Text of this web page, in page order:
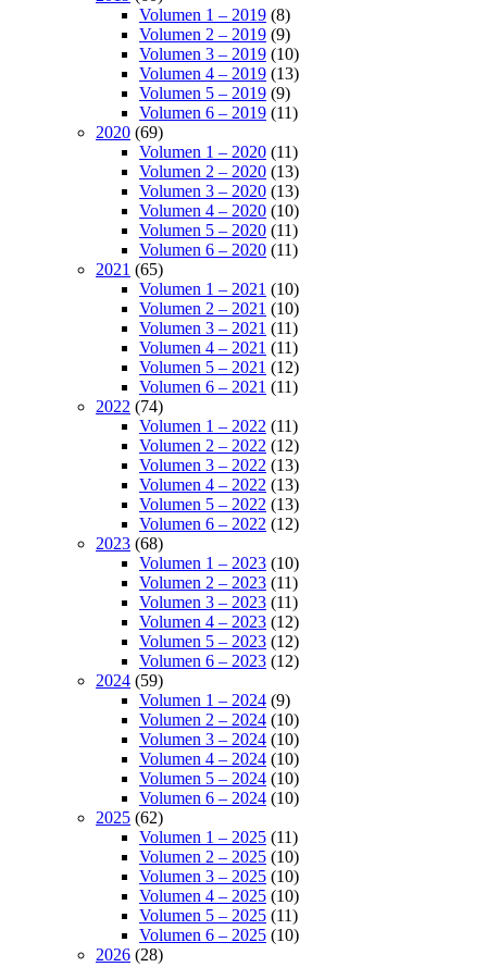
Volumen 1 – 2019 (8)
Volumen 2 – 2019 (9)
Volumen 3 – 2019 (10)
Volumen 4 – 2019 (13)
Volumen 5 – 2019 (9)
Volumen 6 – 2019 (11)
2020 (69)
Volumen 1 – 2020 (11)
Volumen 2 – 2020 (13)
Volumen 3 – 2020 (13)
Volumen 4 – 2020 (10)
Volumen 5 – 2020 (11)
Volumen 6 – 2020 (11)
2021 (65)
Volumen 1 – 2021 (10)
Volumen 2 – 2021 (10)
Volumen 3 – 2021 (11)
Volumen 4 – 2021 (11)
Volumen 5 – 2021 (12)
Volumen 6 – 2021 (11)
2022 (74)
Volumen 1 – 2022 (11)
Volumen 2 – 2022 (12)
Volumen 3 – 2022 (13)
Volumen 4 – 2022 (13)
Volumen 5 – 2022 (13)
Volumen 6 – 2022 (12)
2023 (68)
Volumen 1 – 2023 (10)
Volumen 2 – 2023 (11)
Volumen 3 – 2023 (11)
Volumen 4 – 2023 (12)
Volumen 5 – 2023 (12)
Volumen 6 – 2023 (12)
2024 (59)
Volumen 1 – 2024 (9)
Volumen 2 – 2024 (10)
Volumen 3 – 2024 (10)
Volumen 4 – 2024 (10)
Volumen 5 – 2024 (10)
Volumen 6 – 2024 (10)
2025 (62)
Volumen 1 – 2025 (11)
Volumen 2 – 2025 (10)
Volumen 3 – 2025 (10)
Volumen 4 – 2025 (10)
Volumen 5 – 2025 (11)
Volumen 6 – 2025 (10)
2026 (28)